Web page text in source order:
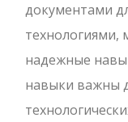
документами
надежные
навыки важны